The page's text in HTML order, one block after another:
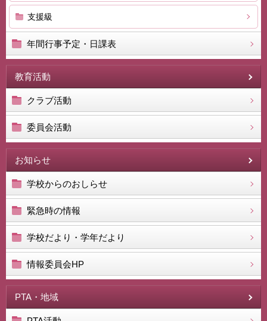
支援級
年間行事予定・日課表
教育活動
クラブ活動
委員会活動
お知らせ
学校からのおしらせ
緊急時の情報
学校だより・学年だより
情報委員会HP
PTA・地域